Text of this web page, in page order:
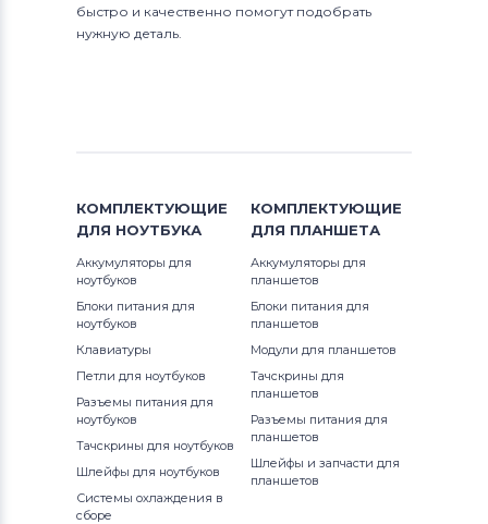
быстро и качественно помогут подобрать
нужную деталь.
КОМПЛЕКТУЮЩИЕ
ДЛЯ НОУТБУКА
Аккумуляторы для
ноутбуков
Блоки питания для
ноутбуков
Клавиатуры
Петли для ноутбуков
Разъемы питания для
ноутбуков
Тачскрины для ноутбуков
Шлейфы для ноутбуков
Системы охлаждения в
сборе
КОМПЛЕКТУЮЩИЕ
ДЛЯ ПЛАНШЕТА
Аккумуляторы для
планшетов
Блоки питания для
планшетов
Модули для планшетов
Тачскрины для
планшетов
Разъемы питания для
планшетов
Шлейфы и запчасти для
планшетов